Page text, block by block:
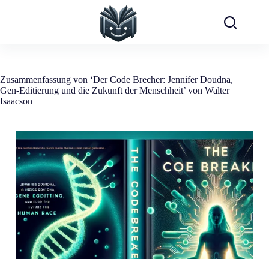
Zusammenfassung von ‘Der Code Brecher: Jennifer Doudna,
Gen-Editierung und die Zukunft der Menschheit’ von Walter
Isaacson